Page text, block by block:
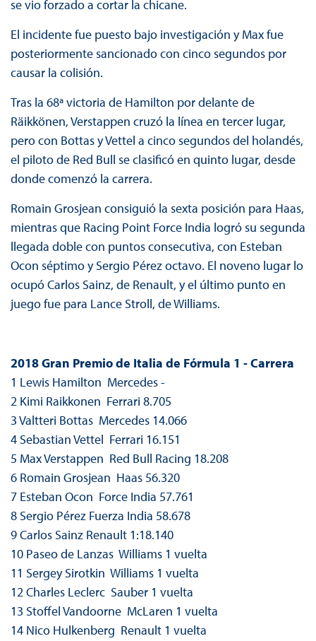
se vio forzado a cortar la chicane.
El incidente fue puesto bajo investigación y Max fue
posteriormente sancionado con cinco segundos por
causar la colisión.
Tras la 68ª victoria de Hamilton por delante de
Räikkönen, Verstappen cruzó la línea en tercer lugar,
pero con Bottas y Vettel a cinco segundos del holandés,
el piloto de Red Bull se clasificó en quinto lugar, desde
donde comenzó la carrera.
Romain Grosjean consiguió la sexta posición para Haas,
mientras que Racing Point Force India logró su segunda
llegada doble con puntos consecutiva, con Esteban
Ocon séptimo y Sergio Pérez octavo. El noveno lugar lo
ocupó Carlos Sainz, de Renault, y el último punto en
juego fue para Lance Stroll, de Williams.
2018 Gran Premio de Italia de Fórmula 1 - Carrera
1 Lewis Hamilton Mercedes -
2 Kimi Raikkonen Ferrari 8.705
3 Valtteri Bottas Mercedes 14.066
4 Sebastian Vettel Ferrari 16.151
5 Max Verstappen Red Bull Racing 18.208
6 Romain Grosjean Haas 56.320
7 Esteban Ocon Force India 57.761
8 Sergio Pérez Fuerza India 58.678
9 Carlos Sainz Renault 1:18.140
10 Paseo de Lanzas Williams 1 vuelta
11 Sergey Sirotkin Williams 1 vuelta
12 Charles Leclerc Sauber 1 vuelta
13 Stoffel Vandoorne McLaren 1 vuelta
14 Nico Hulkenberg Renault 1 vuelta